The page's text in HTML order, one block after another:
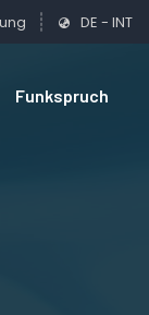
DE - INT
Funkspruch